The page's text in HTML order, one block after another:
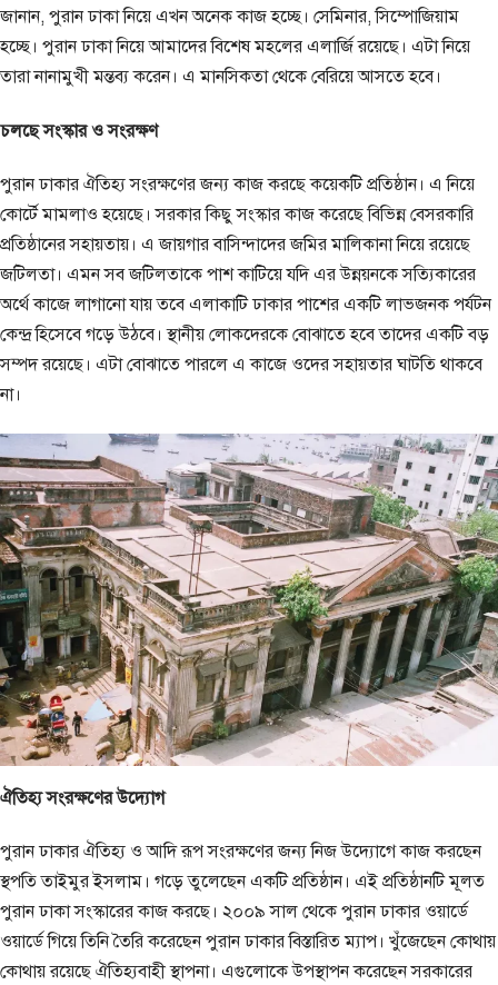
জানান, পুরান ঢাকা নিয়ে এখন অনেক কাজ হচ্ছে। সেমিনার, সিম্পোজিয়াম
হচ্ছে। পুরান ঢাকা নিয়ে আমাদের বিশেষ মহলের এলার্জি রয়েছে। এটা নিয়ে
তারা নানামুখী মন্তব্য করেন। এ মানসিকতা থেকে বেরিয়ে আসতে হবে।
চলছে সংস্কার ও সংরক্ষণ
পুরান ঢাকার ঐতিহ্য সংরক্ষণের জন্য কাজ করছে কয়েকটি প্রতিষ্ঠান। এ নিয়ে
কোর্টে মামলাও হয়েছে। সরকার কিছু সংস্কার কাজ করেছে বিভিন্ন বেসরকারি
প্রতিষ্ঠানের সহায়তায়। এ জায়গার বাসিন্দাদের জমির মালিকানা নিয়ে রয়েছে
জটিলতা। এমন সব জটিলতাকে পাশ কাটিয়ে যদি এর উন্নয়নকে সত্যিকারের
অর্থে কাজে লাগানো যায় তবে এলাকাটি ঢাকার পাশের একটি লাভজনক পর্যটন
কেন্দ্র হিসেবে গড়ে উঠবে। স্থানীয় লোকদেরকে বোঝাতে হবে তাদের একটি বড়
সম্পদ রয়েছে। এটা বোঝাতে পারলে এ কাজে ওদের সহায়তার ঘাটতি থাকবে
না।
ঐতিহ্য সংরক্ষণের উদ্যোগ
পুরান ঢাকার ঐতিহ্য ও আদি রূপ সংরক্ষণের জন্য নিজ উদ্যোগে কাজ করছেন
স্থপতি তাইমুর ইসলাম। গড়ে তুলেছেন একটি প্রতিষ্ঠান। এই প্রতিষ্ঠানটি মূলত
পুরান ঢাকা সংস্কারের কাজ করছে। ২০০৯ সাল থেকে পুরান ঢাকার ওয়ার্ডে
ওয়ার্ডে গিয়ে তিনি তৈরি করেছেন পুরান ঢাকার বিস্তারিত ম্যাপ। খুঁজেছেন কোথায়
কোথায় রয়েছে ঐতিহ্যবাহী স্থাপনা। এগুলোকে উপস্থাপন করেছেন সরকারের